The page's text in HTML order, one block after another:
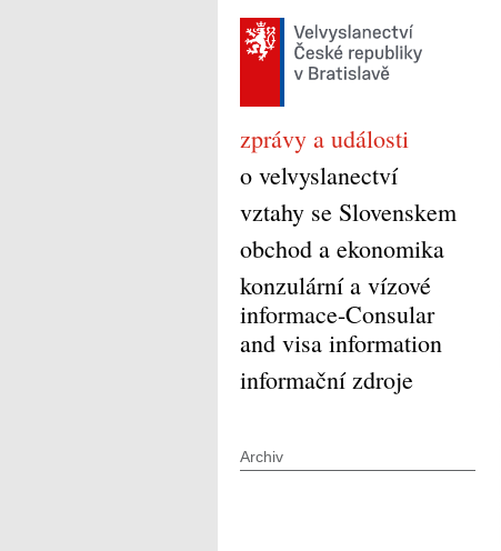
zprávy a události
o velvyslanectví
vztahy se Slovenskem
obchod a ekonomika
konzulární a vízové
informace-Consular
and visa information
informační zdroje
Archiv